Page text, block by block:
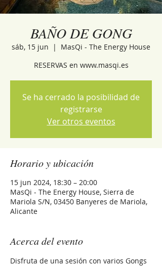
BAÑO DE GONG
sáb, 15 jun
  |
MasQi - The Energy House
RESERVAS en www.masqi.es
Se ha cerrado la posibilidad de
registrarse
Ver otros eventos
Horario y ubicación
15 jun 2024, 18:30 – 20:00
MasQi - The Energy House, Sierra de
Mariola S/N, 03450 Banyeres de Mariola,
Alicante
Acerca del evento
Disfruta de una sesión con varios Gongs